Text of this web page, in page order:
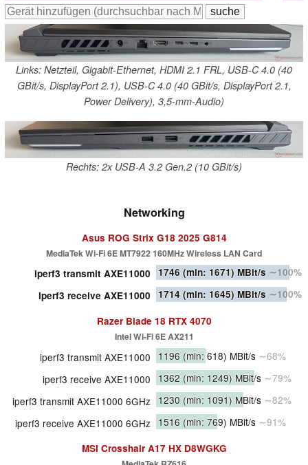
Links: Netzteil, Gigabit-Ethernet, HDMI 2.1 FRL, USB-C 4.0 (40
GBit/s, DisplayPort 2.1), USB-C 4.0 (40 GBit/s, DisplayPort 2.1,
Power Delivery), 3,5-mm-Audio)
Rechts: 2x USB-A 3.2 Gen.2 (10 GBit/s)
Networking
Asus ROG Strix G18 2025 G814
MediaTek Wi-Fi 6E MT7922 160MHz Wireless LAN Card
iperf3 transmit AXE11000 1746 (min: 1671) MBit/s ∼100%
iperf3 receive AXE11000
1714 (min: 1645) MBit/s ∼100%
Razer Blade 18 RTX 4070
Intel Wi-Fi 6E AX211
iperf3 transmit AXE11000 1196 (min: 618) MBit/s ∼68%
iperf3 receive AXE11000
1362 (min: 1249) MBit/s ∼79%
iperf3 transmit AXE11000 6GHz 1230 (min: 1091) MBit/s ∼82%
iperf3 receive AXE11000 6GHz 1516 (min: 769) MBit/s ∼91%
MSI Crosshair A17 HX D8WGKG